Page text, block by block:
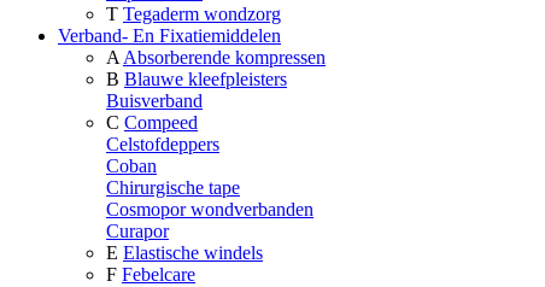
T Tegaderm wondzorg
Verband- En Fixatiemiddelen
A Absorberende kompressen
B Blauwe kleefpleisters
Buisverband
C Compeed
Celstofdeppers
Coban
Chirurgische tape
Cosmopor wondverbanden
Curapor
E Elastische windels
F Febelcare